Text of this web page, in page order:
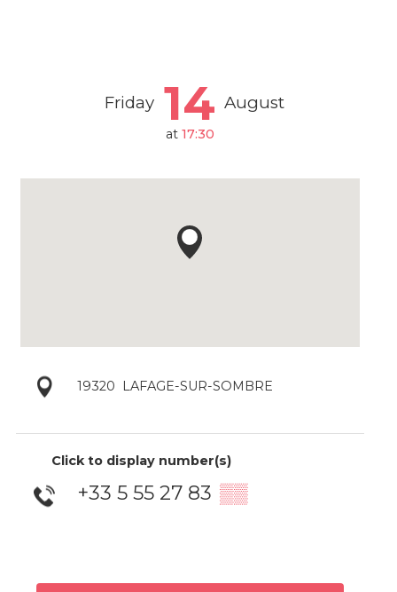
Friday 14 August
at 17:30
19320 LAFAGE-SUR-SOMBRE
Click to display number(s)
+33 5 55 27 83 ▒▒